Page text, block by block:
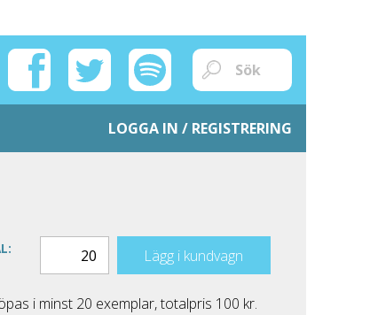
LOGGA IN / REGISTRERING
Lägg i kundvagn
i minst 20 exemplar, totalpris 100 kr.